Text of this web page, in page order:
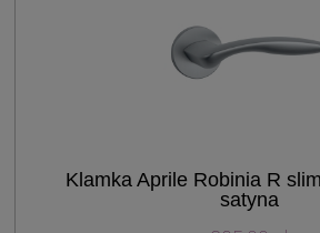
Klamka Aprile Robinia R
satyna